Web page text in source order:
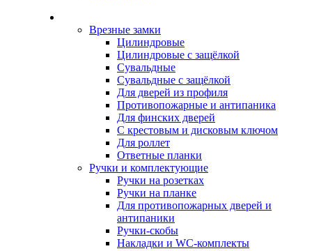
Врезные замки
Цилиндровые
Цилиндровые с защёлкой
Сувальдные
Сувальдные с защёлкой
Для дверей из профиля
Противопожарные и антипаника
Для финских дверей
С крестовым и дисковым ключом
Для роллет
Ответные планки
Ручки и комплектующие
Ручки на розетках
Ручки на планке
Для противопожарных дверей и
антипаники
Ручки-скобы
Накладки и WC-комплекты